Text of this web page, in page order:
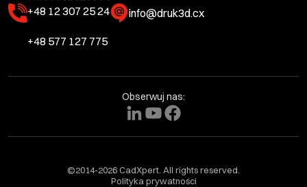
+48 12 307 25 24
+48 577 127 775
info@druk3d.cx
Obserwuj nas:
©2014-2026 CadXpert. All rights reserved.
Polityka prywatności